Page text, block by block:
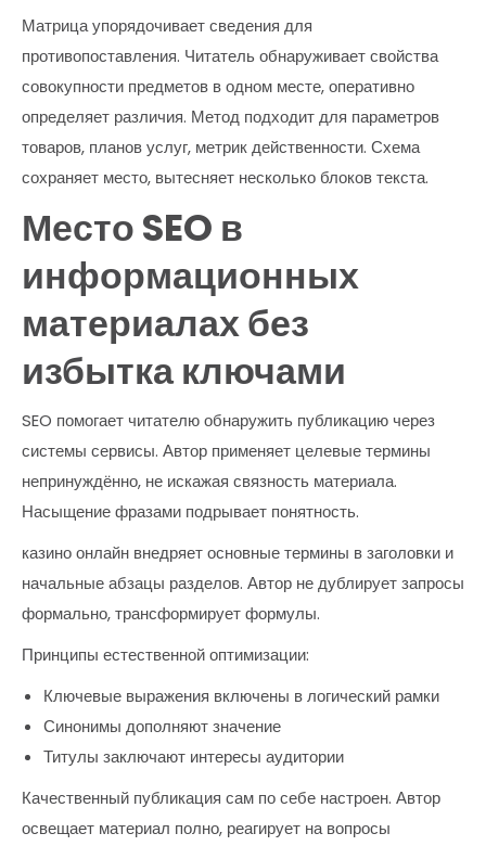
Матрица упорядочивает сведения для
противопоставления. Читатель обнаруживает свойства
совокупности предметов в одном месте, оперативно
определяет различия. Метод подходит для параметров
товаров, планов услуг, метрик действенности. Схема
сохраняет место, вытесняет несколько блоков текста.
Место SEO в
информационных
материалах без
избытка ключами
SEO помогает читателю обнаружить публикацию через
системы сервисы. Автор применяет целевые термины
непринуждённо, не искажая связность материала.
Насыщение фразами подрывает понятность.
казино онлайн внедряет основные термины в заголовки и
начальные абзацы разделов. Автор не дублирует запросы
формально, трансформирует формулы.
Принципы естественной оптимизации:
Ключевые выражения включены в логический рамки
Синонимы дополняют значение
Титулы заключают интересы аудитории
Качественный публикация сам по себе настроен. Автор
освещает материал полно, реагирует на вопросы